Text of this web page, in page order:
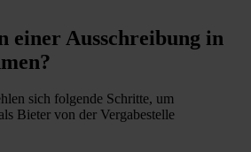
einer Ausschreibung in
sich folgende Schritte, um
Bieter von der Vergabestelle